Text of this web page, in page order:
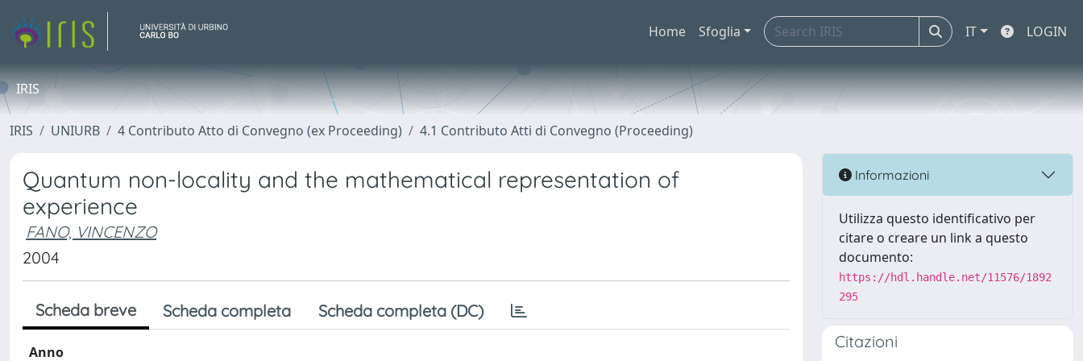
Home Sfoglia IT LOGIN
IRIS
IRIS UNIURB 4 Contributo Atto di Convegno (ex Proceeding) 4.1 Contributo Atti di Convegno (Proceeding)
Quantum non-locality and the mathematical representation of
experience
FANO, VINCENZO
2004
Scheda breve Scheda completa Scheda completa (DC)
Anno
Informazioni
Utilizza questo identificativo per
citare o creare un link a questo
documento:
https://hdl.handle.net/11576/1892
295
Citazioni